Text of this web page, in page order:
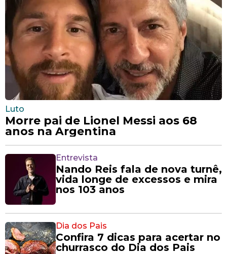
Luto
Morre pai de Lionel Messi aos 68
anos na Argentina
Entrevista
Nando Reis fala de nova turnê,
vida longe de excessos e mira
nos 103 anos
Dia dos Pais
Confira 7 dicas para acertar no
churrasco do Dia dos Pais